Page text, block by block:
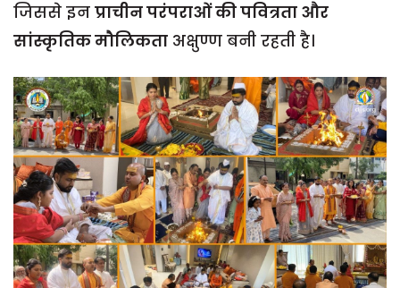
जिससे इन प्राचीन परंपराओं की पवित्रता और
सांस्कृतिक मौलिकता अक्षुण्ण बनी रहती है।